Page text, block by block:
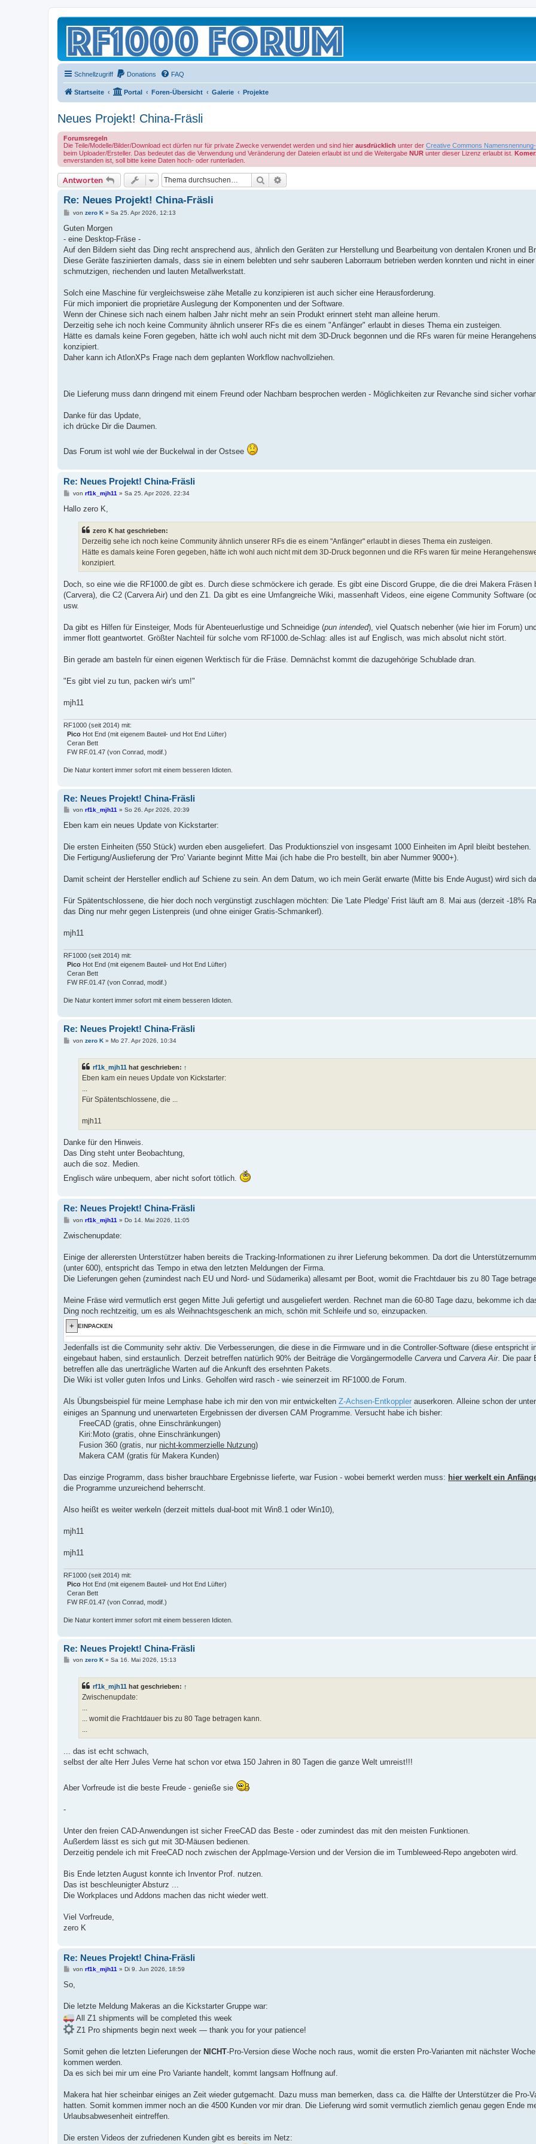
Schnellzugriff Donations FAQ
Startseite Portal Foren-Übersicht Galerie Projekte
Neues Projekt! China-Fräsli
Forumsregeln
Die Teile/Modelle/Bilder/Download ect dürfen nur für private Zwecke verwendet werden und sind hier ausdrücklich unter der Creative Commons
beim Uploader/Ersteller. Das bedeutet das die Verwendung und Veränderung der Dateien erlaubt ist und die Weitergabe NUR unter dieser Lizenz erlaubt ist.
enverstanden ist, soll bitte keine Daten hoch- oder runterladen.
Antworten Suche
Re: Neues Projekt! China-Fräsli
B
i
r
a
von zero K» Sa 25. Apr 2026, 12:13
Guten Morgen
- eine Desktop-Fräse -
Auf den Bildern sieht das Ding recht ansprechend aus, ähnlich den Geräten zur Herstellung und Bearbeitung von dentalen Kronen und
Diese Geräte faszinierten damals, dass sie in einem belebten und sehr sauberen Laborraum betrieben werden konnten und nicht in
schmutzigen, riechenden und lauten Metallwerkstatt.
Solch eine Maschine für vergleichsweise zähe Metalle zu konzipieren ist auch sicher eine Herausforderung.
Für mich imponiert die proprietäre Auslegung der Komponenten und der Software.
Wenn der Chinese sich nach einem halben Jahr nicht mehr an sein Produkt erinnert steht man alleine herum.
Derzeitig sehe ich noch keine Community ähnlich unserer RFs die es einem "Anfänger" erlaubt in dieses Thema ein zusteigen.
Hätte es damals keine Foren gegeben, hätte ich wohl auch nicht mit dem 3D-Druck begonnen und die RFs waren für meine
konzipiert.
Daher kann ich AtlonXPs Frage nach dem geplanten Workflow nachvollziehen.
Die Lieferung muss dann dringend mit einem Freund oder Nachbarn besprochen werden - Möglichkeiten zur Revanche sind sicher
Danke für das Update,
ich drücke Dir die Daumen.
Das Forum ist wohl wie der Buckelwal in der Ostsee
Re: Neues Projekt! China-Fräsli
B
i
von rf1k_mjh11 » Sa 25. Apr 2026, 22:34
Hallo zero K,
zero K hat geschrieben:
Derzeitig sehe ich noch keine Community ähnlich unserer RFs die es einem "Anfänger" erlaubt in dieses Thema ein zusteigen.
Hätte es damals keine Foren gegeben, hätte ich wohl auch nicht mit dem 3D-Druck begonnen und die RFs waren für meine
konzipiert.
Doch, so eine wie die RF1000.de gibt es. Durch diese schmöckere ich gerade. Es gibt eine Discord Gruppe, die die drei Makera Fräsen
(Carvera), die C2 (Carvera Air) und den Z1. Da gibt es eine Umfangreiche Wiki, massenhaft Videos, eine eigene Community Software
usw.
Da gibt es Hilfen für Einsteiger, Mods für Abenteuerlustige und Schneidige (pun intended), viel Quatsch nebenher (wie hier im Forum)
immer flott geantwortet. Größter Nachteil für solche vom RF1000.de-Schlag: alles ist auf Englisch, was mich absolut nicht stört.
Bin gerade am basteln für einen eigenen Werktisch für die Fräse. Demnächst kommt die dazugehörige Schublade dran.
"Es gibt viel zu tun, packen wir's um!"
mjh11
RF1000 (seit 2014) mit:
Pico Hot End (mit eigenem Bauteil- und Hot End Lüfter)
Ceran Bett
FW RF.01.47 (von Conrad, modif.)
Die Natur kontert immer sofort mit einem besseren Idioten.
Re: Neues Projekt! China-Fräsli
B
i
a
von rf1k_mjh11» So 26. Apr 2026, 20:39
Eben kam ein neues Update von Kickstarter:
Die ersten Einheiten (550 Stück) wurden eben ausgeliefert. Das Produktionsziel von insgesamt 1000 Einheiten im April bleibt bestehen.
Die Fertigung/Auslieferung der 'Pro' Variante beginnt Mitte Mai (ich habe die Pro bestellt, bin aber Nummer 9000+).
Damit scheint der Hersteller endlich auf Schiene zu sein. An dem Datum, wo ich mein Gerät erwarte (Mitte bis Ende August) wird sich
Für Spätentschlossene, die hier doch noch vergünstigt zuschlagen möchten: Die 'Late Pledge' Frist läuft am 8. Mai aus (derzeit -18%
das Ding nur mehr gegen Listenpreis (und ohne einiger Gratis-Schmankerl).
mjh11
RF1000 (seit 2014) mit:
Pico Hot End (mit eigenem Bauteil- und Hot End Lüfter)
Ceran Bett
FW RF.01.47 (von Conrad, modif.)
Die Natur kontert immer sofort mit einem besseren Idioten.
Re: Neues Projekt! China-Fräsli
Bvon zero K» Mo 27. Apr 2026, 10:34
rf1k_mjh11 hat geschrieben: ↑
Eben kam ein neues Update von Kickstarter:
...
Für Spätentschlossene, die ...
mjh11
Danke für den Hinweis.
Das Ding steht unter Beobachtung,
auch die soz. Medien.
Englisch wäre unbequem, aber nicht sofort tötlich.
Re: Neues Projekt! China-Fräsli
B
i
a
von rf1k_mjh11 » Do 14. Mai 2026, 11:05
Zwischenupdate:
Einige der allerersten Unterstützer haben bereits die Tracking-Informationen zu ihrer Lieferung bekommen. Da dort die
(unter 600), entspricht das Tempo in etwa den letzten Meldungen der Firma.
Die Lieferungen gehen (zumindest nach EU und Nord- und Südamerika) allesamt per Boot, womit die Frachtdauer bis zu 80 Tage
Meine Fräse wird vermutlich erst gegen Mitte Juli gefertigt und ausgeliefert werden. Rechnet man die 60-80 Tage dazu, bekomme ich
Ding noch rechtzeitig, um es als Weihnachtsgeschenk an mich, schön mit Schleife und so, einzupacken.
EINPACKEN
Jedenfalls ist die Community sehr aktiv. Die Verbesserungen, die diese in die Firmware und in die Controller-Software (diese entspricht
eingebaut haben, sind erstaunlich. Derzeit betreffen natürlich 90% der Beiträge die Vorgängermodelle Carvera und Carvera Air. Die paar
betreffen alle das unerträgliche Warten auf die Ankunft des ersehnten Pakets.
Die Wiki ist voller guten Infos und Links. Geholfen wird rasch - wie seinerzeit im RF1000.de Forum.
Als Übungsbeispiel für meine Lernphase habe ich mir den von mir entwickelten Z-Achsen-Entkoppler auserkoren. Alleine schon der
einiges an Spannung und unerwarteten Ergebnissen der diversen CAM Programme. Versucht habe ich bisher:
FreeCAD (gratis, ohne Einschränkungen)
Kiri:Moto (gratis, ohne Einschränkungen)
Fusion 360 (gratis, nur nicht-kommerzielle Nutzung)
Makera CAM (gratis für Makera Kunden)
Das einzige Programm, dass bisher brauchbare Ergebnisse lieferte, war Fusion - wobei bemerkt werden muss: hier werkelt ein
die Programme unzureichend beherrscht.
Also heißt es weiter werkeln (derzeit mittels dual-boot mit Win8.1 oder Win10),
mjh11
mjh11
RF1000 (seit 2014) mit:
Pico Hot End (mit eigenem Bauteil- und Hot End Lüfter)
Ceran Bett
FW RF.01.47 (von Conrad, modif.)
Die Natur kontert immer sofort mit einem besseren Idioten.
Re: Neues Projekt! China-Fräsli
Bvon zero K» Sa 16. Mai 2026, 15:13
rf1k_mjh11 hat geschrieben: ↑
Zwischenupdate:
...
... womit die Frachtdauer bis zu 80 Tage betragen kann.
...
... das ist echt schwach,
selbst der alte Herr Jules Verne hat schon vor etwa 150 Jahren in 80 Tagen die ganze Welt umreist!!!
Aber Vorfreude ist die beste Freude - genieße sie
-
Unter den freien CAD-Anwendungen ist sicher FreeCAD das Beste - oder zumindest das mit den meisten Funktionen.
Außerdem lässt es sich gut mit 3D-Mäusen bedienen.
Derzeitig pendele ich mit FreeCAD noch zwischen der AppImage-Version und der Version die im Tumbleweed-Repo angeboten wird.
Bis Ende letzten August konnte ich Inventor Prof. nutzen.
Das ist beschleunigter Absturz ...
Die Workplaces und Addons machen das nicht wieder wett.
Viel Vorfreude,
zero K
Re: Neues Projekt! China-Fräsli
B
i
a
von rf1k_mjh11» Di 9. Jun 2026, 18:59
So,
Die letzte Meldung Makeras an die Kickstarter Gruppe war:
All Z1 shipments will be completed this week
Z1 Pro shipments begin next week — thank you for your patience!
Somit gehen die letzten Lieferungen der NICHT-Pro-Version diese Woche noch raus, womit die ersten Pro-Varianten mit nächster
kommen werden.
Da es sich bei mir um eine Pro Variante handelt, kommt langsam Hoffnung auf.
Makera hat hier scheinbar einiges an Zeit wieder gutgemacht. Dazu muss man bemerken, dass ca. die Hälfte der Unterstützer die Pro-
hatten. Somit kommen immer noch an die 4500 Kunden vor mir dran. Die Lieferung wird somit vermutlich ziemlich genau gegen Ende
Urlaubsabwesenheit eintreffen.
Die ersten Videos der zufriedenen Kunden gibt es bereits im Netz: